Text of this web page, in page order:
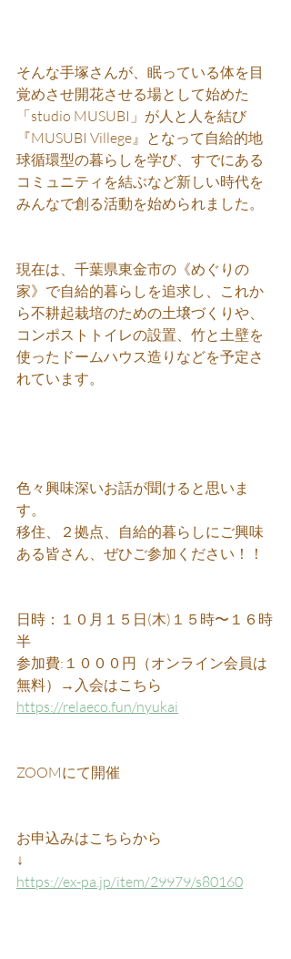
そんな手塚さんが、眠っている体を目
覚めさせ開花させる場として始めた
「studio MUSUBI」が人と人を結び
『MUSUBI Villege』となって自給的地
球循環型の暮らしを学び、すでにある
コミュニティを結ぶなど新しい時代を
みんなで創る活動を始められました。
現在は、千葉県東金市の《めぐりの
家》で自給的暮らしを追求し、これか
ら不耕起栽培のための土壌づくりや、
コンポストトイレの設置、竹と土壁を
使ったドームハウス造りなどを予定さ
れています。
色々興味深いお話が聞けると思いま
す。
移住、２拠点、自給的暮らしにご興味
ある皆さん、ぜひご参加ください！！
日時：１０月１５日(木)１５時〜１６時
半
参加費:１０００円（オンライン会員は
無料）→入会はこちら
https://relaeco.fun/nyukai
ZOOMにて開催
お申込みはこちらから
↓
https://ex-pa.jp/item/29979/s80160